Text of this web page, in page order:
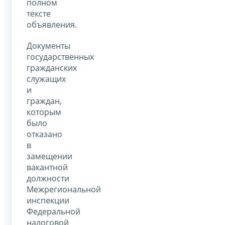
полном
тексте
объявления.
Документы
государственных
гражданских
служащих
и
граждан,
которым
было
отказано
в
замещении
вакантной
должности
Межрегиональной
инспекции
Федеральной
налоговой